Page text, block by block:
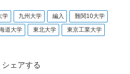
学 九州大学 編入
難関10大学
道大学 東北大学
東京工業大学
シェアする